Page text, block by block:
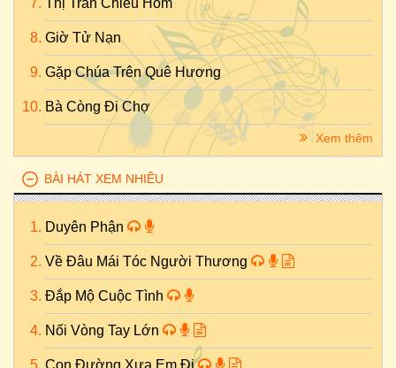
Thị Trấn Chiều Hôm
Giờ Tử Nạn
Gặp Chúa Trên Quê Hương
Bà Còng Đi Chợ
Xem thêm
BÀI HÁT XEM NHIỀU
Duyên Phận
Về Đâu Mái Tóc Người Thương
Đắp Mộ Cuộc Tình
Nối Vòng Tay Lớn
Con Đường Xưa Em Đi